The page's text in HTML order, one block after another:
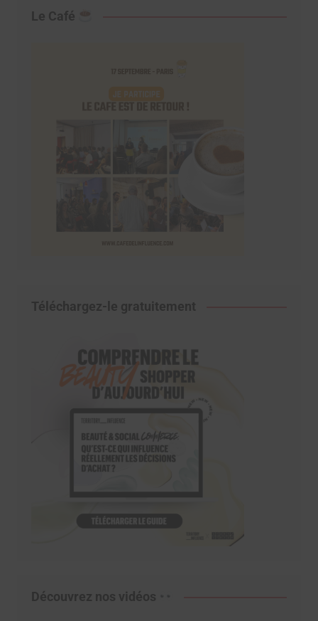
Le Café
Téléchargez-le gratuitement
Découvrez nos vidéos